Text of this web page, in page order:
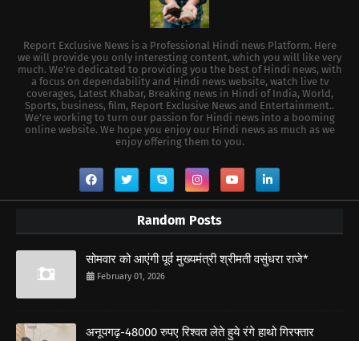
Report Exclusive News is a Professional Hindi news Platform. Here
we will provide you only interesting content, which you will like very
much. We're dedicated to providing you the best of Hindi news, with
a focus on dependability and Hindi news website, watch live tv
coverages, Latest Khabar, Breaking news in Hindi of India, World,
Sports, business, film, Report Exclusive News and Entertainment..
We're working to turn our passion for Hindi news into a booming
online website. We hope you enjoy our Hindi news as much as we
enjoy offering them to you.
Random Posts
सोमवार को आएंगी पूर्व मुख्यमंत्री श्रीमती वसुंधरा राजे*
February 01, 2026
अनूपगढ़-48000 रुपए रिश्वत लेते हुये रंगे हाथो गिरफ्तार